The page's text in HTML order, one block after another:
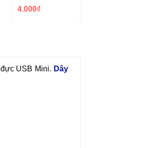
4.000₫
USB Mini. Dây